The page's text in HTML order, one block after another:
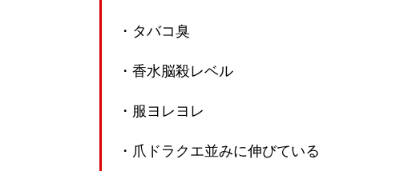
・タバコ臭
・香水脳殺レベル
・服ヨレヨレ
・爪ドラクエ並みに伸びている